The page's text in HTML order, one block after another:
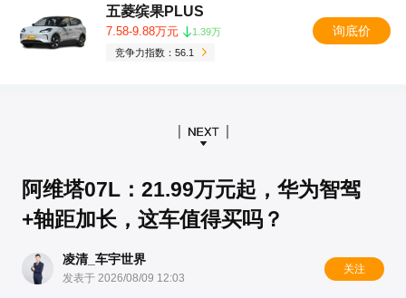
五菱缤果PLUS
7.58-9.88万元
1.39万
竞争力指数：56.1
询底价
阿维塔07L：21.99万元起，华为智驾
+轴距加长，这车值得买吗？
凌清_车宇世界
发表于 2026/08/09 12:03
关注